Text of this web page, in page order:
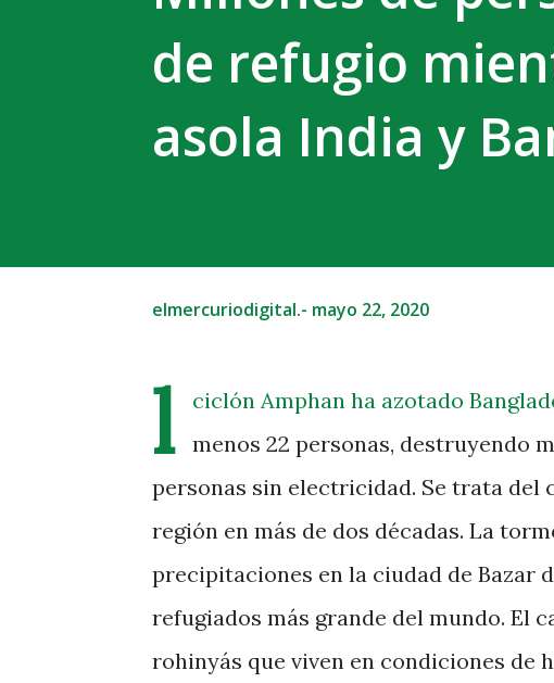
de refugio
asola India y
elmercuriodigital.- mayo 22, 2020
l
ciclón Amphan ha azotado
menos 22 personas, destruyendo
personas sin electricidad. Se trata
región en más de dos décadas. La
precipitaciones en la ciudad de Bazar
refugiados más grande del mundo. El
rohinyás que viven en condiciones de